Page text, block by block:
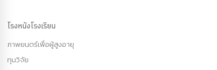
โรงหนังโรงเรียน
ภาพยนตร์เพื่อผู้สูงอายุ
ทุนวิจัย